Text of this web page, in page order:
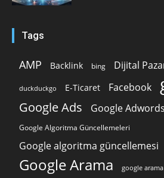
Tags
AMP Backlink bing Dijital
duckduckgo E-Ticaret Facebook
Google Ads Google Adwords
Google Algoritma Güncellemeleri
Google algoritma güncellemesi
Google Arama google